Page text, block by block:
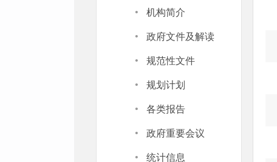
· 机构简介
· 政府文件及解读
· 规范性文件
· 规划计划
· 各类报告
· 政府重要会议
统计信息